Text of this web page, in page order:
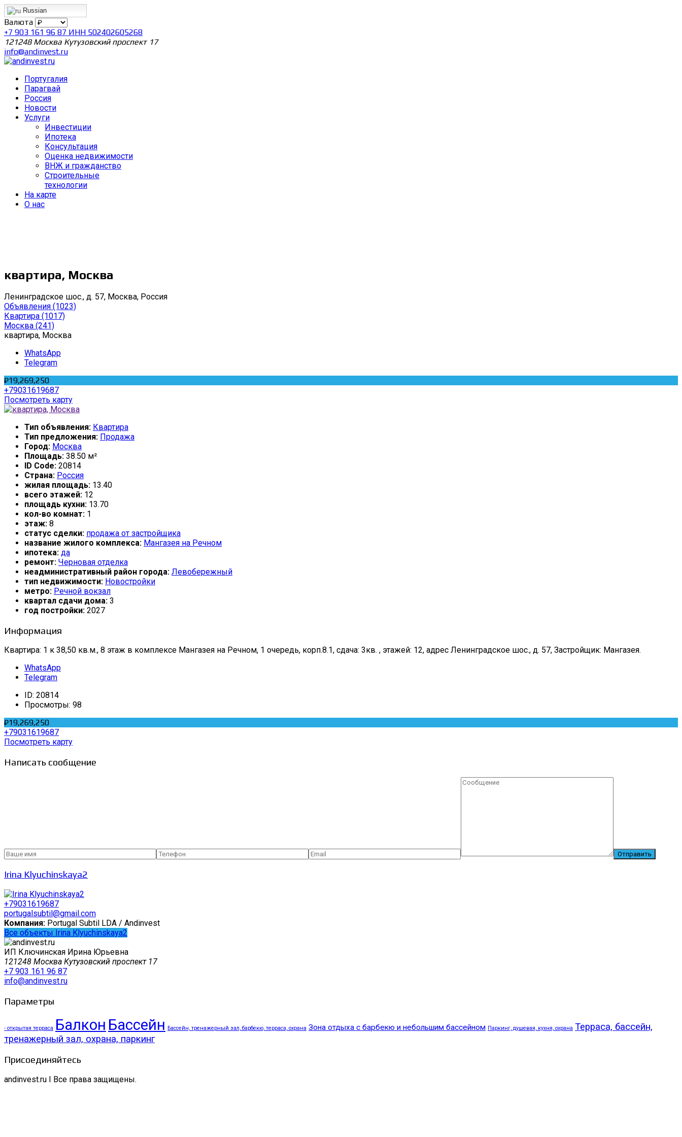
Russian
Валюта
+7 903 161 96 87 ИНН 502402605268
121248 Москва Кутузовский проспект 17
info@andinvest.ru
Португалия
Парагвай
Россия
Новости
Услуги
Инвестиции
Ипотека
Консультация
Оценка недвижимости
ВНЖ и гражданство
Строительные
технологии
На карте
О нас
квартира, Москва
Ленинградское шос., д. 57, Москва, Россия
Объявления (1023)
Квартира (1017)
Москва (241)
квартира, Москва
WhatsApp
Telegram
₽19,269,250
+79031619687
Посмотреть карту
Тип объявления: Квартира
Тип предложения: Продажа
Город: Москва
Площадь: 38.50 м²
ID Code: 20814
Страна: Россия
жилая площадь: 13.40
всего этажей: 12
площадь кухни: 13.70
кол-во комнат: 1
этаж: 8
статус сделки: продажа от застройщика
название жилого комплекса: Мангазея на Речном
ипотека: да
ремонт: Черновая отделка
неадминистративный район города: Левобережный
тип недвижимости: Новостройки
метро: Речной вокзал
квартал сдачи дома: 3
год постройки: 2027
Информация
Квартира: 1 к 38,50 кв.м., 8 этаж в комплексе Мангазея на Речном, 1 очередь, корп.8.1, сдача: 3кв. , этажей: 12, адрес Ленинградское шос., д. 57, Застройщик: Мангазея.
WhatsApp
Telegram
ID: 20814
Просмотры: 98
₽19,269,250
+79031619687
Посмотреть карту
Написать сообщение
Irina Klyuchinskaya2
+79031619687
portugalsubtil@gmail.com
Компания: Portugal Subtil LDA / Andinvest
Все объекты Irina Klyuchinskaya2
ИП Ключинская Ирина Юрьевна
121248 Москва Кутузовский проспект 17
+7 903 161 96 87
info@andinvest.ru
Параметры
- открытая терраса Балкон Бассейн Бассейн, тренажерный зал, барбекю, терраса, охрана Зона отдыха с барбекю и небольшим бассейном Паркинг, душевая, кухня, охрана Терраса, бассейн,
тренажерный зал, охрана, паркинг
Присоединяйтесь
andinvest.ru I Все права защищены.